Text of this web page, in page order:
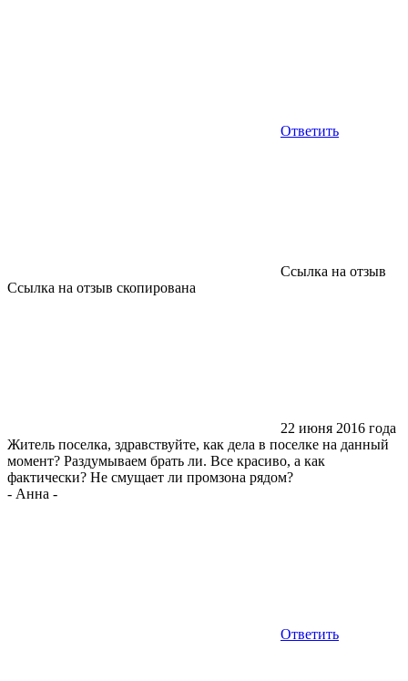
Ответить
Ссылка на отзыв
Ссылка на отзыв скопирована
22 июня 2016 года
Житель поселка, здравствуйте, как дела в поселке на данный
момент? Раздумываем брать ли. Все красиво, а как
фактически? Не смущает ли промзона рядом?
- Анна -
Ответить